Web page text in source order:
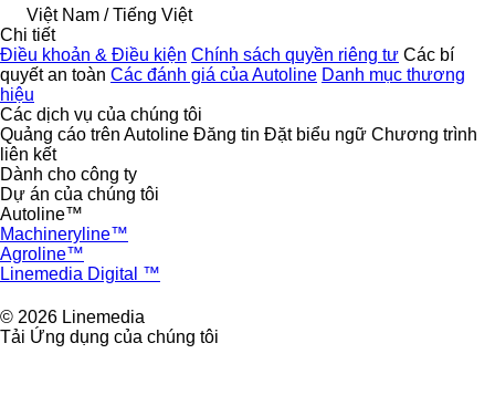
Việt Nam / Tiếng Việt
Chi tiết
Điều khoản & Điều kiện Chính sách quyền riêng tư Các bí
quyết an toàn Các đánh giá của Autoline Danh mục thương
hiệu
Các dịch vụ của chúng tôi
Quảng cáo trên Autoline Đăng tin Đặt biểu ngữ Chương trình
liên kết
Dành cho công ty
Dự án của chúng tôi
Autoline™
Machineryline™
Agroline™
Linemedia Digital ™
© 2026 Linemedia
Tải Ứng dụng của chúng tôi